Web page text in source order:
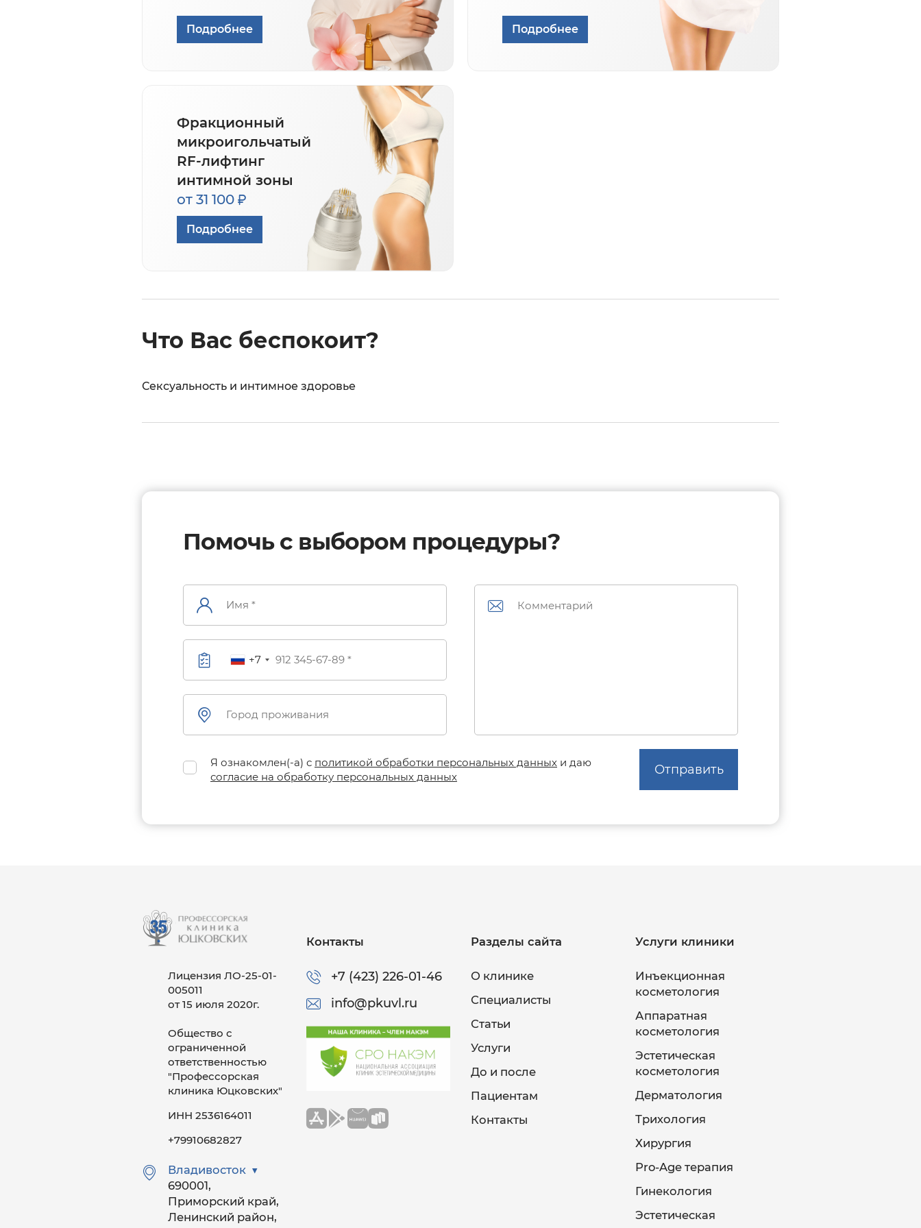
Подробнее Подробнее
Фракционный
микроигольчатый
RF-лифтинг
интимной зоны
от 31 100
Подробнее
Что Вас беспокоит?
Сексуальность и интимное здоровье
Помочь с выбором процедуры?
+7
Я ознакомлен(-а) с политикой обработки персональных данных и даю
согласие на обработку персональных данных
Отправить
Лицензия ЛО-25-01-
005011
от 15 июля 2020г.
Общество с
ограниченной
ответственностью
"Профессорская
клиника Юцковских"
ИНН 2536164011
+79910682827
Владивосток
690001,
Приморский край,
Ленинский район,
Контакты
+7 (423) 226-01-46
info@pkuvl.ru
Разделы сайта
О клинике
Специалисты
Статьи
Услуги
До и после
Пациентам
Контакты
Услуги клиники
Инъекционная
косметология
Аппаратная
косметология
Эстетическая
косметология
Дерматология
Трихология
Хирургия
Pro-Age терапия
Гинекология
Эстетическая